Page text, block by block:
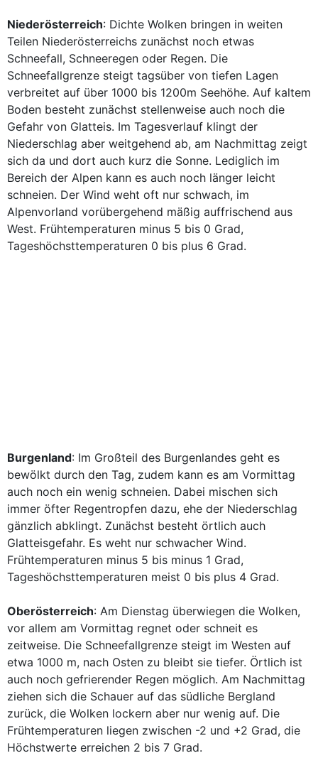
Niederösterreich: Dichte Wolken bringen in weiten
Teilen Niederösterreichs zunächst noch etwas
Schneefall, Schneeregen oder Regen. Die
Schneefallgrenze steigt tagsüber von tiefen Lagen
verbreitet auf über 1000 bis 1200m Seehöhe. Auf kaltem
Boden besteht zunächst stellenweise auch noch die
Gefahr von Glatteis. Im Tagesverlauf klingt der
Niederschlag aber weitgehend ab, am Nachmittag zeigt
sich da und dort auch kurz die Sonne. Lediglich im
Bereich der Alpen kann es auch noch länger leicht
schneien. Der Wind weht oft nur schwach, im
Alpenvorland vorübergehend mäßig auffrischend aus
West. Frühtemperaturen minus 5 bis 0 Grad,
Tageshöchsttemperaturen 0 bis plus 6 Grad.
Burgenland: Im Großteil des Burgenlandes geht es
bewölkt durch den Tag, zudem kann es am Vormittag
auch noch ein wenig schneien. Dabei mischen sich
immer öfter Regentropfen dazu, ehe der Niederschlag
gänzlich abklingt. Zunächst besteht örtlich auch
Glatteisgefahr. Es weht nur schwacher Wind.
Frühtemperaturen minus 5 bis minus 1 Grad,
Tageshöchsttemperaturen meist 0 bis plus 4 Grad.
Oberösterreich: Am Dienstag überwiegen die Wolken,
vor allem am Vormittag regnet oder schneit es
zeitweise. Die Schneefallgrenze steigt im Westen auf
etwa 1000 m, nach Osten zu bleibt sie tiefer. Örtlich ist
auch noch gefrierender Regen möglich. Am Nachmittag
ziehen sich die Schauer auf das südliche Bergland
zurück, die Wolken lockern aber nur wenig auf. Die
Frühtemperaturen liegen zwischen -2 und +2 Grad, die
Höchstwerte erreichen 2 bis 7 Grad.